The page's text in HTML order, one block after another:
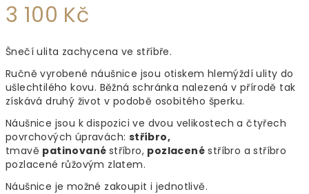
3 100 Kč
cena:
Šnečí ulita zachycena ve stříbře.
Ručně vyrobené náušnice jsou otiskem hlemýždí ulity do
ušlechtilého kovu. Běžná schránka nalezená v přírodě tak
získává druhý život v podobě osobitého šperku.
Náušnice jsou k dispozici ve dvou velikostech a čtyřech
povrchových úpravách: stříbro,
tmavě patinované stříbro, pozlacené stříbro a stříbro
pozlacené růžovým zlatem.
Náušnice je možné zakoupit i jednotlivě.